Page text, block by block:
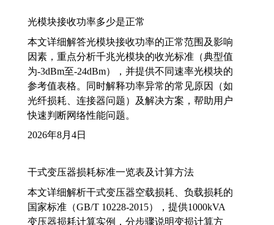
光模块接收功率多少是正常
本文详细解答光模块接收功率的正常范围及影响
因素，重点分析千兆光模块的收光标准（典型值
为-3dBm至-24dBm），并提供不同速率光模块的
参考值表格。同时解释功率异常的常见原因（如
光纤损耗、连接器问题）及解决方案，帮助用户
快速判断网络性能问题。
2026年8月4日
干式变压器损耗标准一览表及计算方法
本文详细解析干式变压器空载损耗、负载损耗的
国家标准（GB/T 10228-2015），提供1000kVA
变压器损耗计算实例，分步骤说明变损计算方